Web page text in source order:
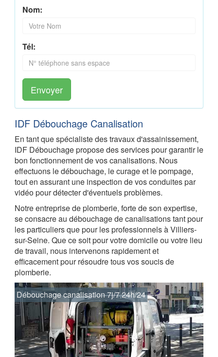
Nom:
Tél:
Envoyer
IDF Débouchage Canalisation
En tant que spécialiste des travaux d'assainissement,
IDF Débouchage propose des services pour garantir le
bon fonctionnement de vos canalisations. Nous
effectuons le débouchage, le curage et le pompage,
tout en assurant une inspection de vos conduites par
vidéo pour détecter d'éventuels problèmes.
Notre entreprise de plomberie, forte de son expertise,
se consacre au débouchage de canalisations tant pour
les particuliers que pour les professionnels à Villiers-
sur-Seine. Que ce soit pour votre domicile ou votre lieu
de travail, nous intervenons rapidement et
efficacement pour résoudre tous vos soucis de
plomberie.
Débouchage canalisation 7j/7 24h/24